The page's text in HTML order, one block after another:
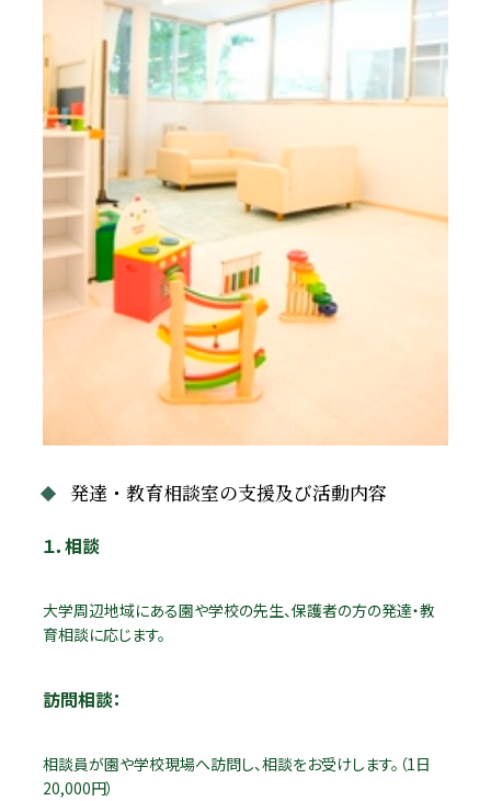
発達・教育相談室の支援及び活動内容
１．相談
大学周辺地域にある園や学校の先生、保護者の方の発達・教
育相談に応じます。
訪問相談：
相談員が園や学校現場へ訪問し、相談をお受けします。（1日
20,000円）